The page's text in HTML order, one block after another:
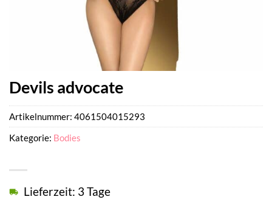
Devils advocate
Lieferzeit: 3 Tage
Artikelnummer: 4061504015293
Kategorie: Bodies